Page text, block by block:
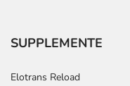
SUPPLEMENTE
Elotrans Reload